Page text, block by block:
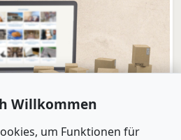
Willkommen
um Funktionen für